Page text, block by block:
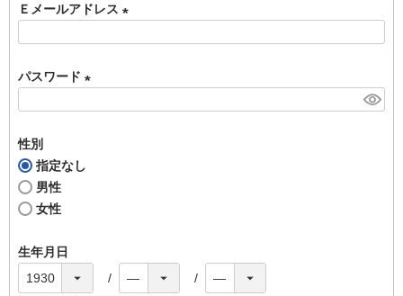
須
Ｅメールアドレス
パスワード
)
性別
指定なし
男性
女性
生年月日